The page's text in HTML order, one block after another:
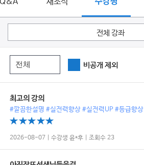
전체 강좌
비공개 제외
최고의 강의
#깔끔한설명 #실전력향상 #실전력UP #등급향상
2026-08-07 | 수강생 윤*후 | 조회수 23